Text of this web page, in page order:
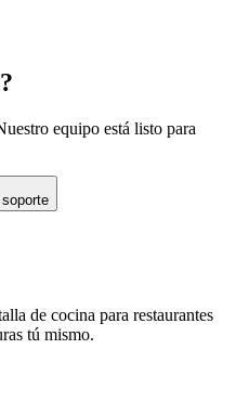
equipo está listo para
de cocina para restaurantes
tú mismo.